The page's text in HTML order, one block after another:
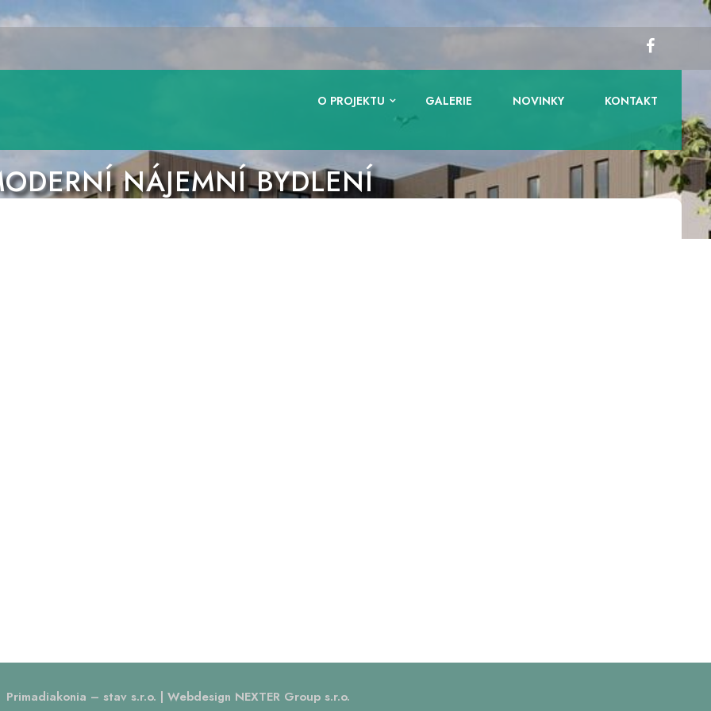
O PROJEKTU GALERIE NOVINKY KONTAKT
NÁJEMNÍ BYDLENÍ
Primadiakonia – stav s.r.o. | Webdesign NEXTER Group s.r.o.